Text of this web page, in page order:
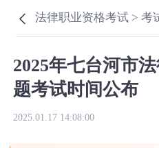
法律职业资格考试 >考
2025年七台河市
题考试时间公布
2025.01.17 14:08:00